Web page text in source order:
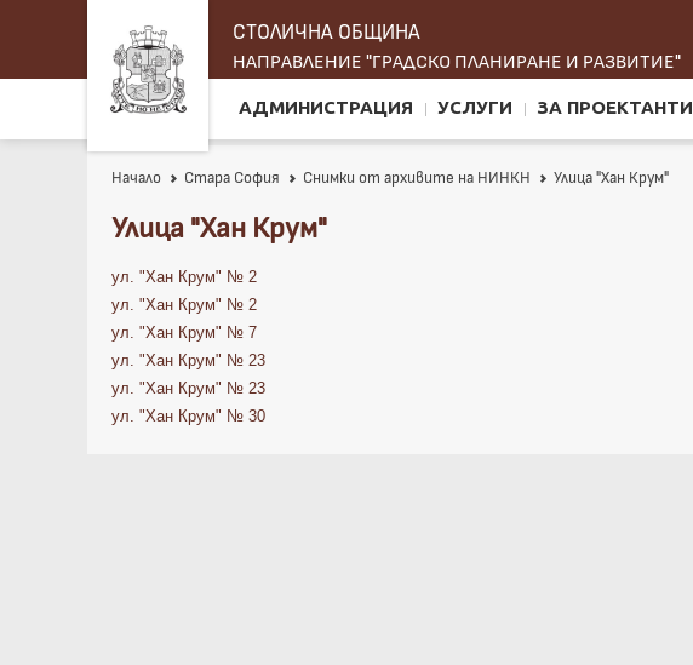
СТОЛИЧНА ОБЩИНА
НАПРАВЛЕНИЕ "ГРАДСКО ПЛАНИРАНЕ И РАЗВИТИЕ"
АДМИНИСТРАЦИЯ УСЛУГИ ЗА ПРОЕКТАНТИ
Начало Стара София Снимки от архивите на НИНКН Улица "Хан Крум"
Улица "Хан Крум"
ул. "Хан Крум" № 2
ул. "Хан Крум" № 2
ул. "Хан Крум" № 7
ул. "Хан Крум" № 23
ул. "Хан Крум" № 23
ул. "Хан Крум" № 30